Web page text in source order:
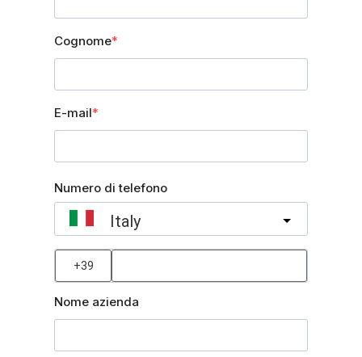
Cognome
E-mail
Numero di telefono
Italy
Nome azienda